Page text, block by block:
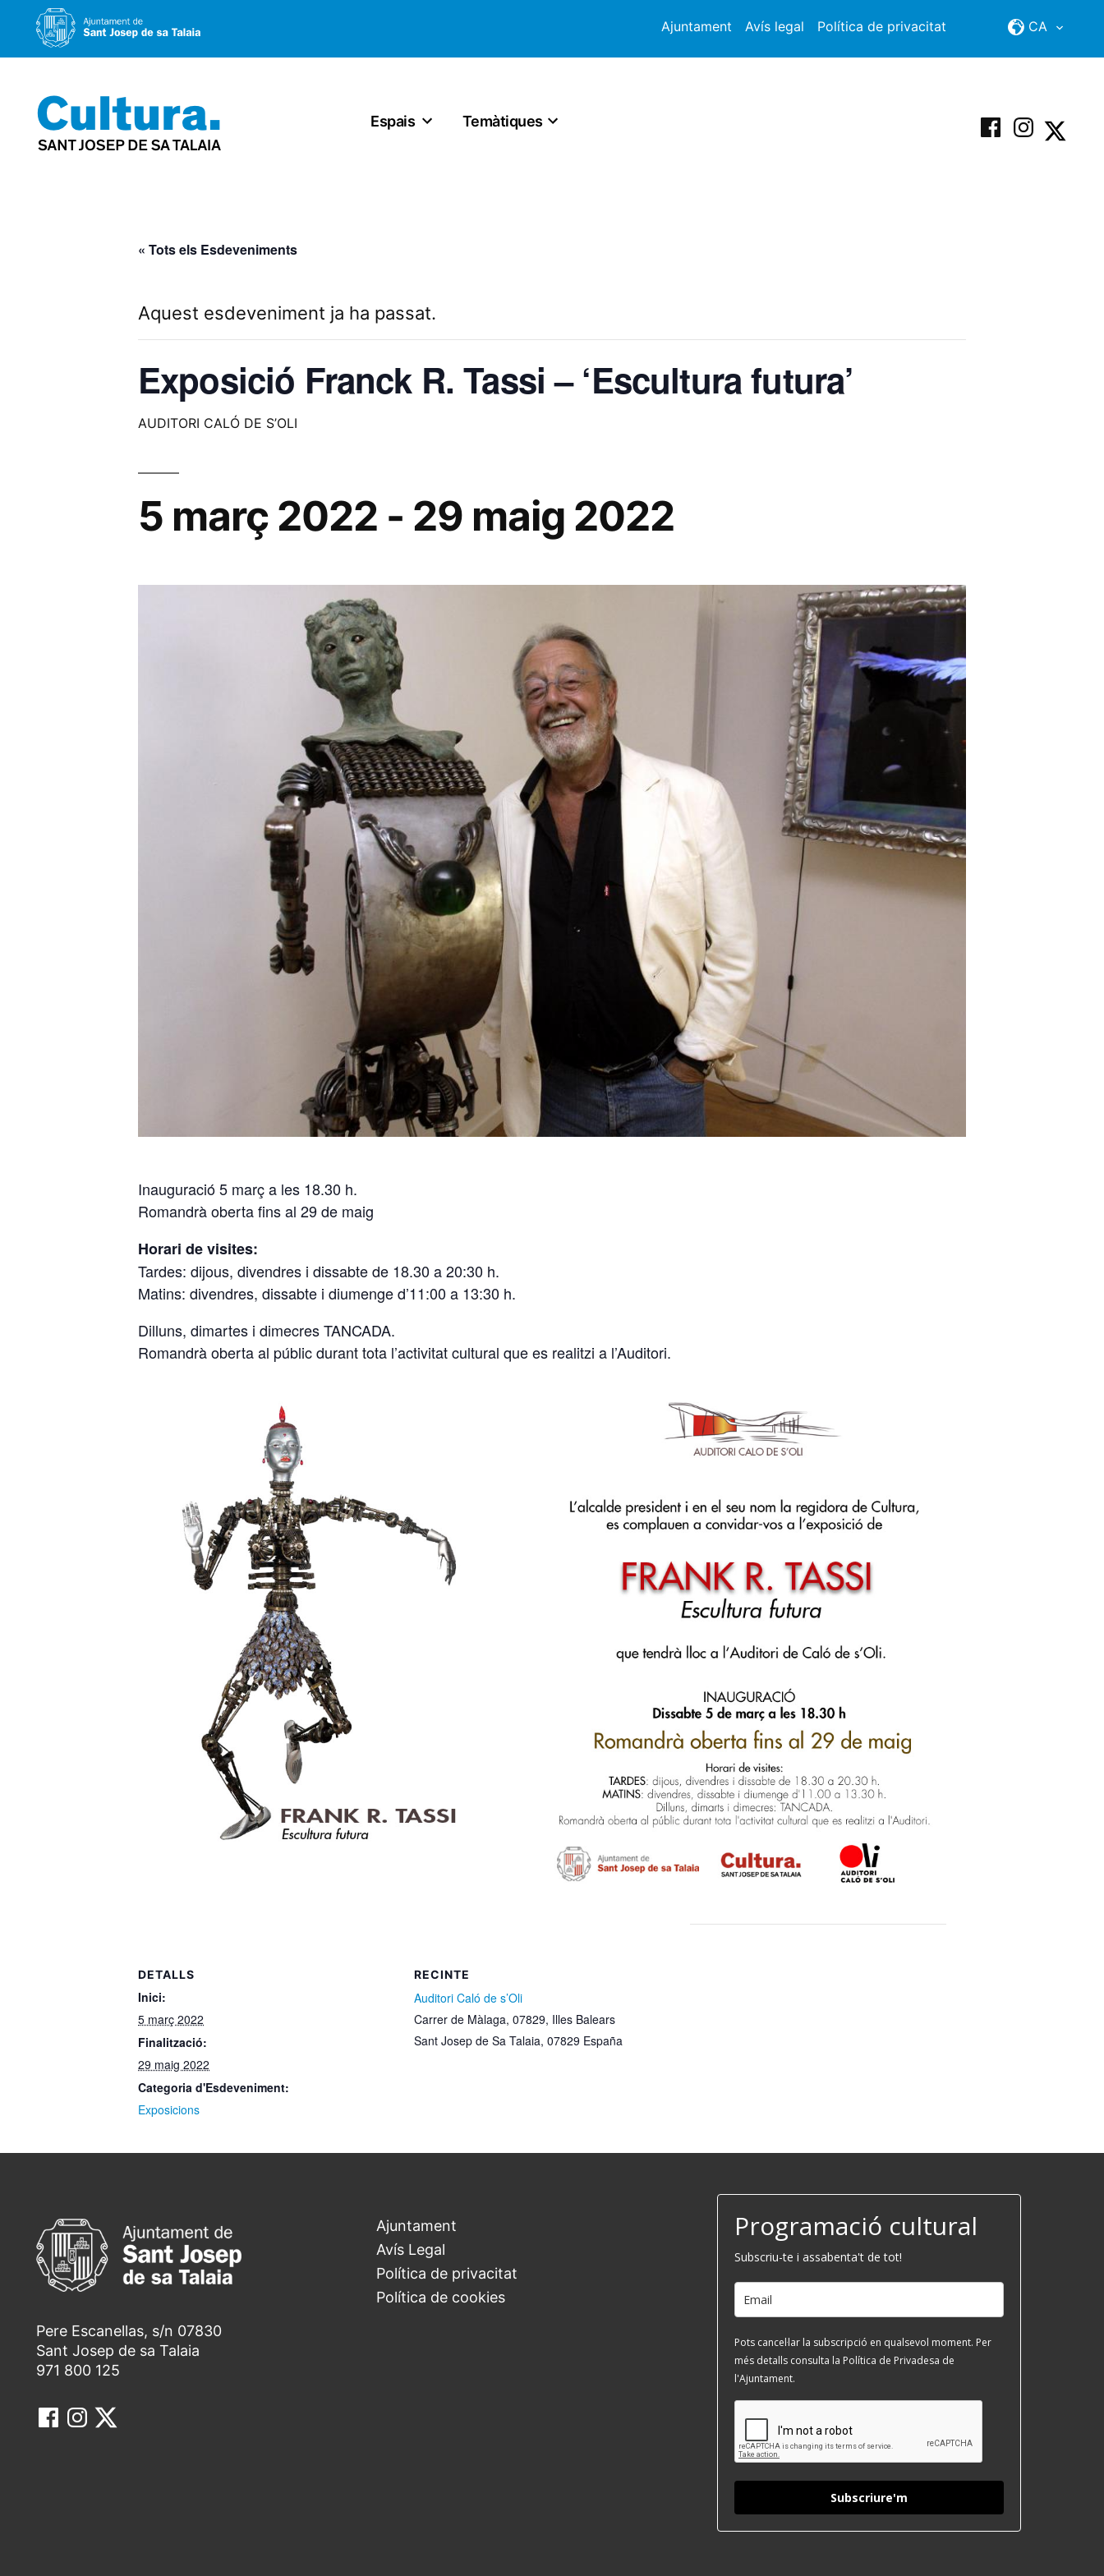
CA
Ajuntament Avís legal Política de privacitat
al
contingut
Espais Temàtiques Facebook
Instagram
X
« Tots els Esdeveniments
Aquest esdeveniment ja ha passat.
Exposició Franck R. Tassi – ‘Escultura futura’
AUDITORI CALÓ DE S’OLI
5 març 2022 - 29 maig 2022
Inauguració 5 març a les 18.30 h.
Romandrà oberta fins al 29 de maig
Horari de visites:
Tardes: dijous, divendres i dissabte de 18.30 a 20:30 h.
Matins: divendres, dissabte i diumenge d’11:00 a 13:30 h.
Dilluns, dimartes i dimecres TANCADA.
Romandrà oberta al públic durant tota l’activitat cultural que es realitzi a l’Auditori.
DETALLS
Inici:
5 març 2022
Finalització:
29 maig 2022
Categoria d'Esdeveniment:
Exposicions
RECINTE
Auditori Caló de s’Oli
Carrer de Màlaga, 07829, Illes Balears
Sant Josep de Sa Talaia, 07829 España
Pere Escanellas, s/n 07830
Sant Josep de sa Talaia
971 800 125
Ajuntament
Avís Legal
Política de privacitat
Política de cookies
Programació cultural
Subscriu-te i assabenta't de tot!
Pots cancel·lar la subscripció en qualsevol moment. Per
més detalls consulta la Política de Privadesa de
l'Ajuntament.
Subscriure'm